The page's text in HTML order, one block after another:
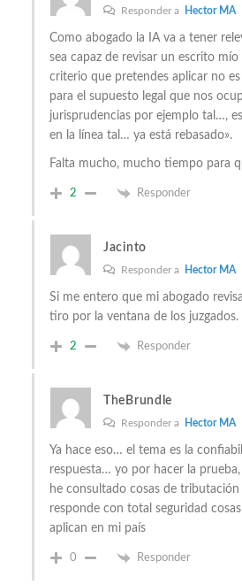
Responder a Hector MA
Como abogado la IA va a tener
sea capaz de revisar un escrito mío
criterio que pretendes aplicar no
para el supuesto legal que nos
jurisprudencias por ejemplo tal…,
en la línea tal… ya está rebasado».
Falta mucho, mucho tiempo para
2 Responder
Jacinto
Responder a Hector MA
Si me entero que mi abogado
tiro por la ventana de los juzgados.
2 Responder
TheBrundle
Responder a Hector MA
Ya hace eso… el tema es la
respuesta… yo por hacer la
he consultado cosas de
responde con total seguridad
aplican en mi país
0 Responder